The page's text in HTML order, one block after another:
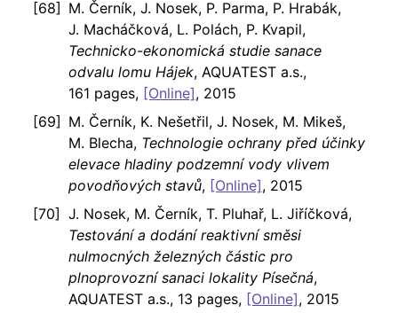
M. Černík, J. Nosek, P. Parma, P. Hrabák,
J. Macháčková, L. Polách, P. Kvapil,
Technicko-ekonomická studie sanace
odvalu lomu Hájek, AQUATEST a.s.,
161 pages, [Online], 2015
M. Černík, K. Nešetřil, J. Nosek, M. Mikeš,
M. Blecha, Technologie ochrany před účinky
elevace hladiny podzemní vody vlivem
povodňových stavů, [Online], 2015
J. Nosek, M. Černík, T. Pluhař, L. Jiříčková,
Testování a dodání reaktivní směsi
nulmocných železných částic pro
plnoprovozní sanaci lokality Písečná,
AQUATEST a.s., 13 pages, [Online], 2015